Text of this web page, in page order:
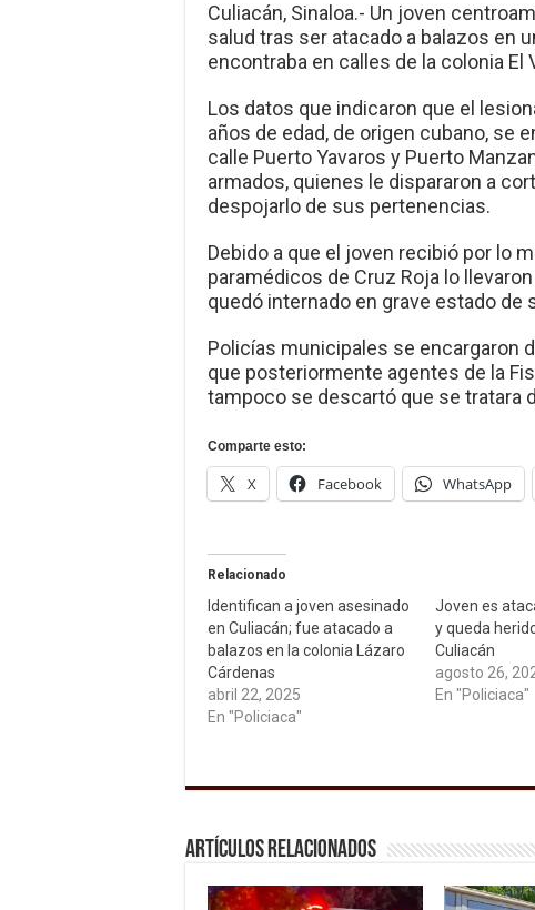
Culiacán, Sinaloa.- Un joven
salud tras ser atacado a balazos en
encontraba en calles de la colonia El
Los datos que indicaron que el
años de edad, de origen cubano, se
calle Puerto Yavaros y Puerto
armados, quienes le dispararon a
despojarlo de sus pertenencias.
Debido a que el joven recibió por lo
paramédicos de Cruz Roja lo
quedó internado en grave estado de
Policías municipales se encargaron
que posteriormente agentes de la
tampoco se descartó que se tratara
Comparte esto:
X Facebook WhatsApp
Relacionado
Identifican a joven asesinado
en Culiacán; fue atacado a
balazos en la colonia Lázaro
Cárdenas
abril 22, 2025
En "Policiaca"
Joven es
y queda
Culiacán
agosto 26,
En "Policiaca"
Artículos relacionados